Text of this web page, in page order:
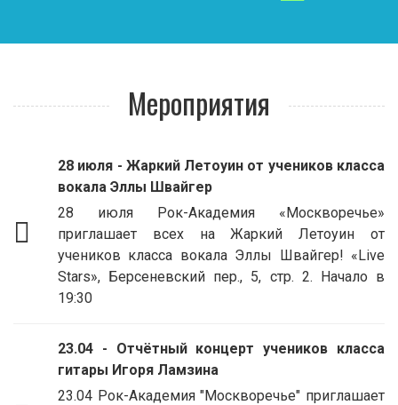
Мероприятия
28 июля - Жаркий Летоуин от учеников класса
вокала Эллы Швайгер
28 июля Рок-Академия «Москворечье»
приглашает всех на Жаркий Летоуин от
учеников класса вокала Эллы Швайгер! «Live
Stars», Берсеневский пер., 5, стр. 2. Начало в
19:30
23.04 - Отчётный концерт учеников класса
гитары Игоря Ламзина
23.04 Рок-Академия "Москворечье" приглашает